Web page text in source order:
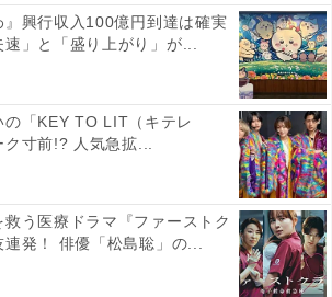
」などタレント個人と契約を結ぶ
損失を減らすために、タレントたちは
所」と決別する意味で、契約を見直し
ェント契約」を結ぶことになりまし
の中で、「P&Gジャパン」は事務所
、生田斗真さんなどタレントと直接契
ポーツ報知の取材で明らかとなりま
』興行収入100億円到達は確実
」と「盛り上がり」が...
の「KEY TO LIT（キテレ
寸前!? 人気急拡...
救う医療ドラマ『ファーストク
発！ 俳優「松島聡」の...